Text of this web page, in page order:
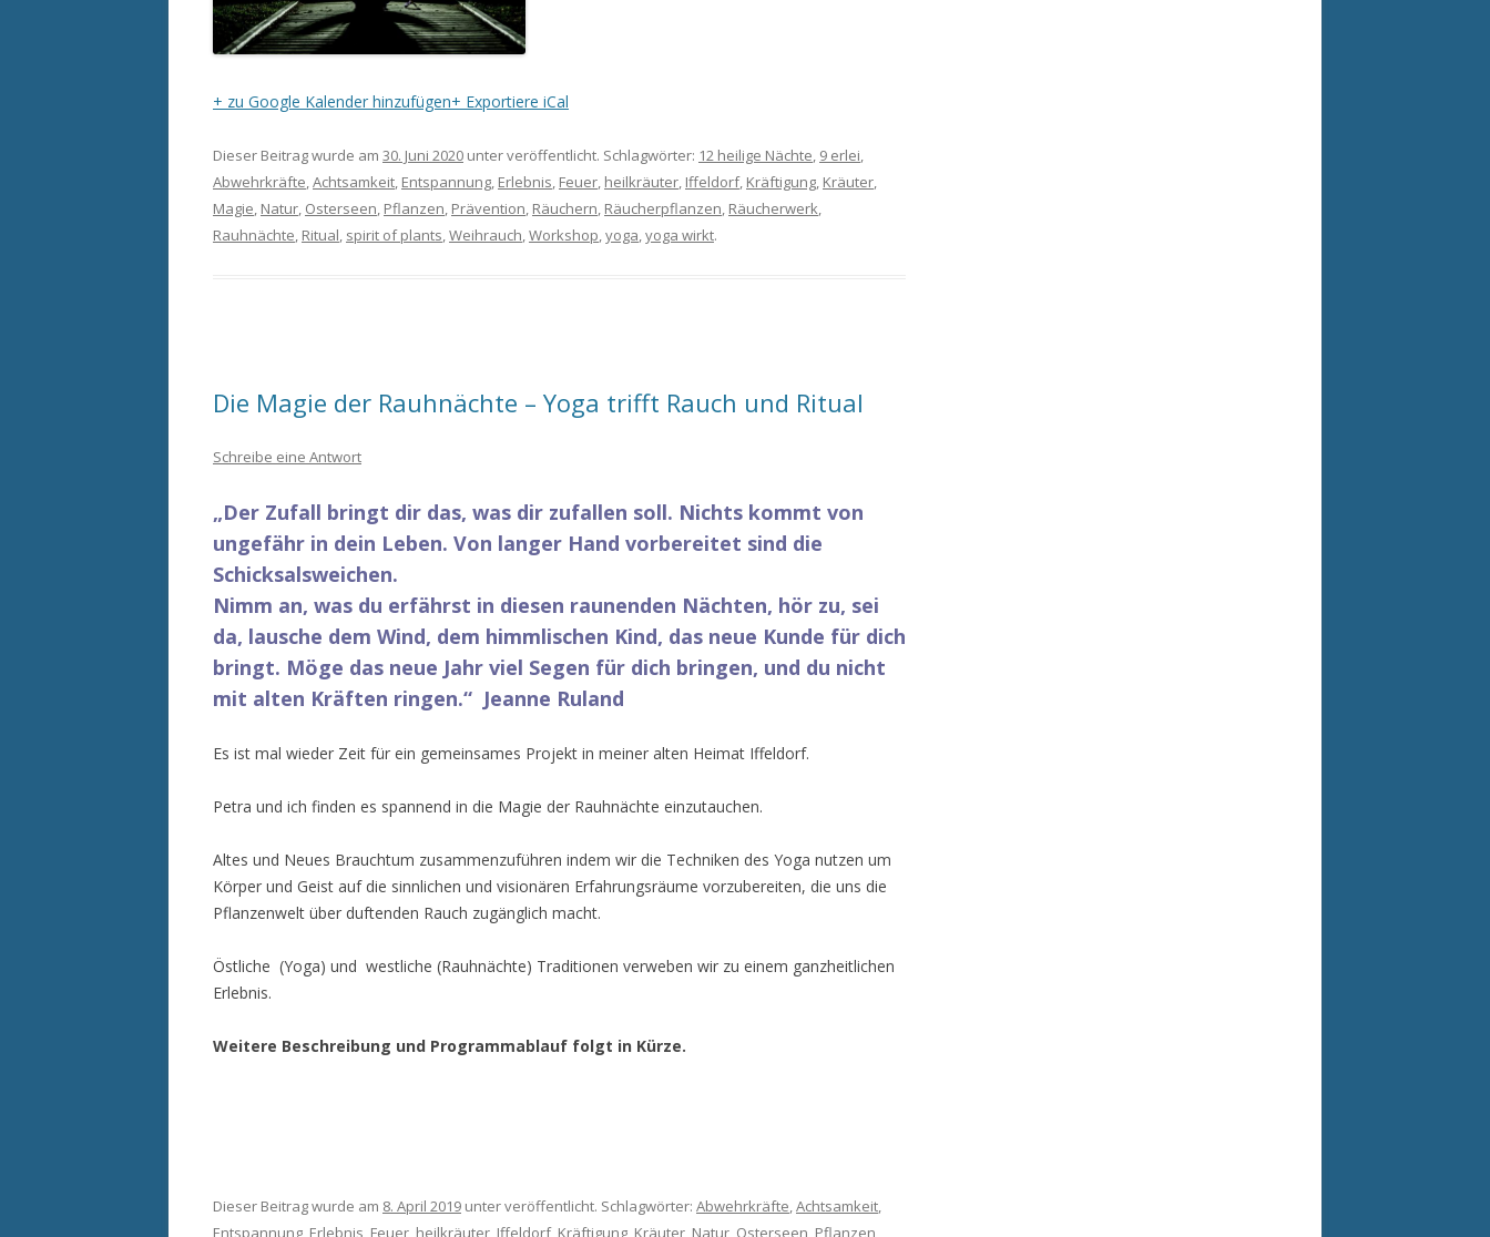
+ zu Google Kalender hinzufügen+ Exportiere iCal
Dieser Beitrag wurde am 30. Juni 2020 unter veröffentlicht. Schlagwörter: 12 heilige Nächte, 9 erlei,
Abwehrkräfte,Achtsamkeit, Entspannung, Erlebnis, Feuer, heilkräuter, Iffeldorf, Kräftigung, Kräuter,
Magie, Natur, Osterseen, Pflanzen, Prävention, Räuchern, Räucherpflanzen, Räucherwerk,
Rauhnächte, Ritual, spirit of plants,Weihrauch,Workshop,yoga,yoga wirkt.
Die Magie der Rauhnächte – Yoga trifft Rauch und Ritual
Schreibe eine Antwort
„Der Zufall bringt dir das, was dir zufallen soll. Nichts kommt von
ungefähr in dein Leben. Von langer Hand vorbereitet sind die
Schicksalsweichen.
Nimm an, was du erfährst in diesen raunenden Nächten, hör zu, sei
da, lausche dem Wind, dem himmlischen Kind, das neue Kunde für dich
bringt. Möge das neue Jahr viel Segen für dich bringen, und du nicht
mit alten Kräften ringen.“ Jeanne Ruland
Es ist mal wieder Zeit für ein gemeinsames Projekt in meiner alten Heimat Iffeldorf.
Petra und ich finden es spannend in die Magie der Rauhnächte einzutauchen.
Altes und Neues Brauchtum zusammenzuführen indem wir die Techniken des Yoga nutzen um
Körper und Geist auf die sinnlichen und visionären Erfahrungsräume vorzubereiten, die uns die
Pflanzenwelt über duftenden Rauch zugänglich macht.
Östliche (Yoga) und westliche (Rauhnächte) Traditionen verweben wir zu einem ganzheitlichen
Erlebnis.
Weitere Beschreibung und Programmablauf folgt in Kürze.
Dieser Beitrag wurde am 8. April 2019 unter veröffentlicht. Schlagwörter: Abwehrkräfte,Achtsamkeit,
Entspannung Erlebnis Feuer heilkräuter Iffeldorf, Kräftigung Kräuter Natur Osterseen Pflanzen